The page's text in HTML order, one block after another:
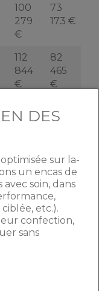
100
279
€
73
173 €
112
844
€
82
465
€
573
200
sociaux
aux
Pinel. Pour
le loyer au
ci-
DES
sur la-
un encas de
soin, dans
etc.).
confection,
sans